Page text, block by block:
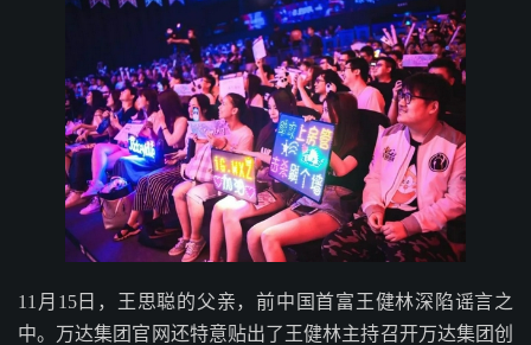
11月15日，王思聪的父亲，前中国首富王健林深陷谣言之
中。万达集团官网还特意贴出了王健林主持召开万达集团创